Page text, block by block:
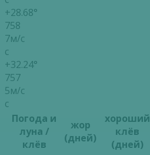
+28.68°
758
7м/с
с
+32.24°
757
5м/с
с
Погода и
луна /
клёв
жор
(дней)
хороший
клёв
(дней)